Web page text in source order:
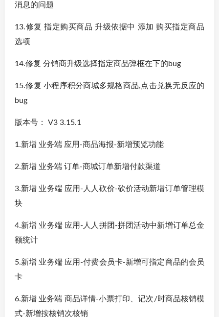
消息的问题
13.修复 指定购买商品 升级依据中 添加 购买指定商品
选项
14.修复 分销商升级选择指定商品弹框在下的bug
15.修复 小程序积分商城多规格商品,点击兑换无反应的
bug
版本号： V3 3.15.1
1.新增 业务端 应用-商品海报-新增预览功能
2.新增 业务端 订单-商城订单新增付款渠道
3.新增 业务端 应用-人人砍价-砍价活动新增订单管理模
块
4.新增 业务端 应用-人人拼团-拼团活动中新增订单总金
额统计
5.新增 业务端 应用-付费会员卡-新增可指定商品的会员
卡
6.新增 业务端 商品详情-小票打印、记次/时商品核销模
式-新增按核销次核销